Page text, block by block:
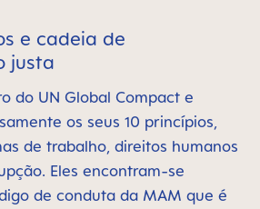
e cadeia de
justa
do UN Global Compact e
os seus 10 princípios,
de trabalho, direitos humanos
Eles encontram-se
de conduta da MAM que é